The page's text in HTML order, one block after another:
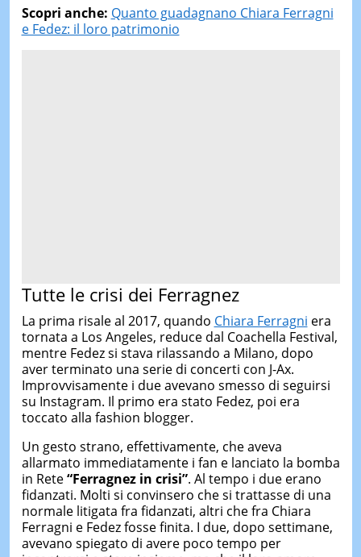
Scopri anche: Quanto guadagnano Chiara Ferragni
e Fedez: il loro patrimonio
Tutte le crisi dei Ferragnez
La prima risale al 2017, quando Chiara Ferragni era
tornata a Los Angeles, reduce dal Coachella Festival,
mentre Fedez si stava rilassando a Milano, dopo
aver terminato una serie di concerti con J-Ax.
Improvvisamente i due avevano smesso di seguirsi
su Instagram. Il primo era stato Fedez, poi era
toccato alla fashion blogger.
Un gesto strano, effettivamente, che aveva
allarmato immediatamente i fan e lanciato la bomba
in Rete“Ferragnez in crisi”. Al tempo i due erano
fidanzati. Molti si convinsero che si trattasse di una
normale litigata fra fidanzati, altri che fra Chiara
Ferragni e Fedez fosse finita. I due, dopo settimane,
avevano spiegato di avere poco tempo per